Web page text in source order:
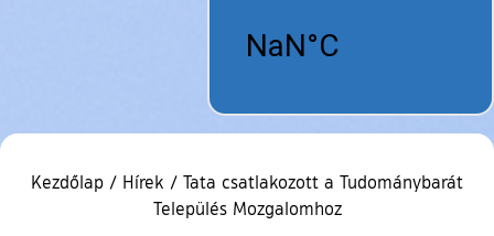
Kezdőlap / Hírek / Tata csatlakozott a Tudománybarát
Település Mozgalomhoz